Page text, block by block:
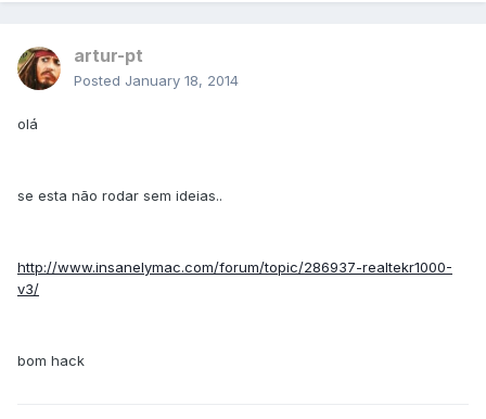
artur-pt
Posted January 18, 2014
olá
se esta não rodar sem ideias..
http://www.insanelymac.com/forum/topic/286937-realtekr1000-
v3/
bom hack